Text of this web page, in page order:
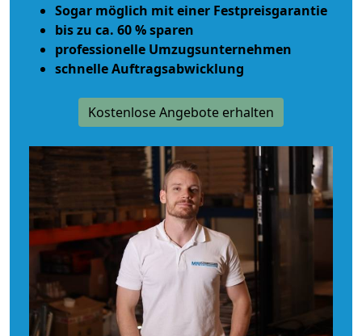
Sogar möglich mit einer Festpreisgarantie
bis zu ca. 60 % sparen
professionelle Umzugsunternehmen
schnelle Auftragsabwicklung
Kostenlose Angebote erhalten